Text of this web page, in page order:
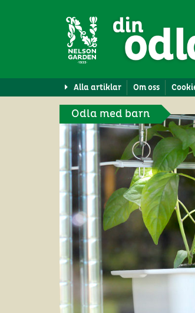
Alla artiklar Om oss
Odla med barn